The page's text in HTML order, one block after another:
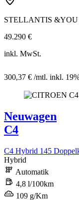
STELLANTIS
49.290 €
inkl. MwSt.
300,37 € /mtl. inkl.
Neuwagen
C4
C4 Hybrid 145
Hybrid
Automatik
4,8 l/100km
109 g/Km